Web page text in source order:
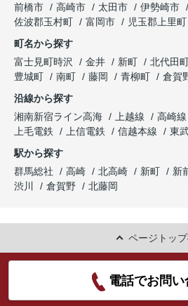
前橋市
高崎市 太田市 伊勢崎市
佐波郡玉村町
富岡市 児玉郡上里町
町名から探す
富士見町時沢
金井 新町 北代田
豊城町
南町 藤岡 青柳町
倉賀
沿線から探す
湘南新宿ライン高海
上越線 高崎線
上毛電鉄
上信電鉄 信越本線 東
駅から探す
群馬総社
高崎 北高崎 新町 新
渋川
倉賀野 北藤岡
ページトッ
電話でお問い